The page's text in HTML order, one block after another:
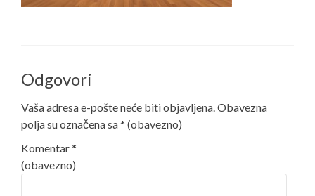
Odgovori
Vaša adresa e-pošte neće biti objavljena.Obavezna
polja su označena sa* (obavezno)
Komentar*
(obavezno)